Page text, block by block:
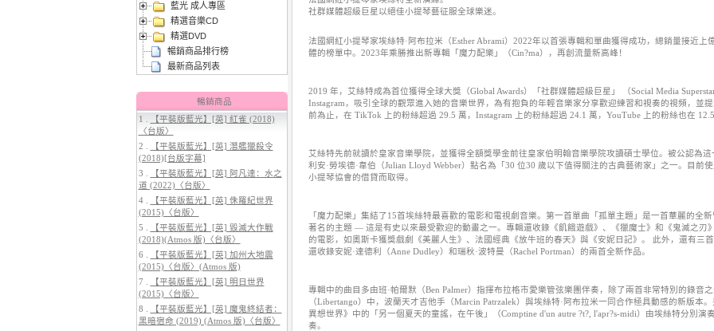
4.【平裝版藍光】[英] 穿著PRADA
的惡魔 2 (2026)[台版字幕]
5.【平裝版藍光】[英] 巔峰獵殺
(2026)
藍光 成人專區
精選音樂CD
精選DVD
暢銷商品排行榜
最新商品列表
暢銷商品
1 .
【平裝版藍光】[英] 紅雀 (2018)
〈台版〉
2 .
【平裝版藍光】[英] 潛艦獵殺令
(2018)[台版字幕]
3 .
【平裝版藍光】[英] 阿凡達：水之
道 (2022)〈台版〉
4 .
【平裝版藍光】[英] 侏羅紀世界
(2015)〈台版〉
5 .
【平裝版藍光】[英] 毀滅大作戰
(2018)(Atmos 版)〈台版〉
6 .
【平裝版藍光】[英] 加州大地震
(2015)〈台版〉(Atmos 版)
7 .
【平裝版藍光】[英] 明日世界
(2015)〈台版〉
8 .
【平裝版藍光】[英] 魔鬼終結者：
黑暗宿命 (2019) (Atmos 版)〈台版〉
社群媒體超級巨星以絕佳小提琴藝征服全球樂迷。
法國網紅小提琴家埃絲特·阿布拉米（Esther Abrami）2022年以首張專輯和單曲獲得成功，總銷量接近
體的榜單中。2023年乘勝推出新專輯「魔力配樂」（Cin?ma），再創流量新高峰！
2019 年，艾絲特成為首位獲得全球大獎（Global Awards）「社群媒體超級巨星」 （Social Media
Instagram，吸引全球的觀眾進入她的音樂世界，為有抱負的年輕音樂家分享歡迎練習和視奏的視頻，並
前為止，在 TikTok 上的粉絲超過 29.5 萬，Instagram 上的粉絲超過 24.1 萬，YouTube 上的粉絲也在
艾絲特先前就讀於皇家音樂學院，並獲得全額獎學金前往皇家伯明翰音樂學院攻讀碩士學位。被公認為
利安·勞埃德·韋伯（Julian Lloyd Webber）點名為「30 位30 歲以下值得關注的古典藝術家」之一。目前
小提琴協會的借貸而取得。
「魔力配樂」集結了15首埃絲特最喜歡的電影和電視劇音樂。第一首單曲「孤單主題」是一首華麗的全
著名的主題 — 這是有史以來最受歡迎的動畫之一。專輯還收錄《飢餓遊戲》、《獵魔士》和《鬼滅之刃
的電影，如奧斯卡獲獎戲劇《美麗人生》、法國經典《放牛班的春天》與《安妮日記》。 此外，還有三
還收錄安妮·達德利（Anne Dudley）和瑞秋·波特曼（Rachel Portman）的兩首全新作品。
專輯中的曲目多由班·帕爾默（Ben Palmer）指揮布拉格市愛樂管弦樂團伴奏，除了兩首非常特別的錄音
（Libertango）中，波蘭天才吉他手（Marcin Patrzalek）與埃絲特·阿布拉米一同合作極具動感的新版本
異想世界》中的「另一個夏天的童謠，在午後」（Comptine d'un autre ?t?, l'apr?s-midi）由埃絲特分別
奏。